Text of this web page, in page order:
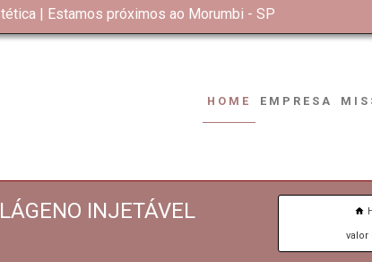
| Estamos próximos ao Morumbi - SP
HOME EMPRESA
INJETÁVEL
valor